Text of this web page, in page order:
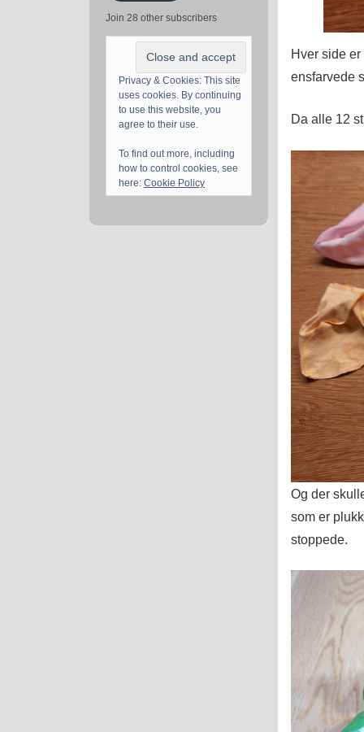
Join 28 other subscribers
Privacy & Cookies: This site
uses cookies. By continuing
to use this website, you
agree to their use.
To find out more, including
how to control cookies, see
here: Cookie Policy
Hver side
ensfarvede
Da alle 12
Og der
som er
stoppede.